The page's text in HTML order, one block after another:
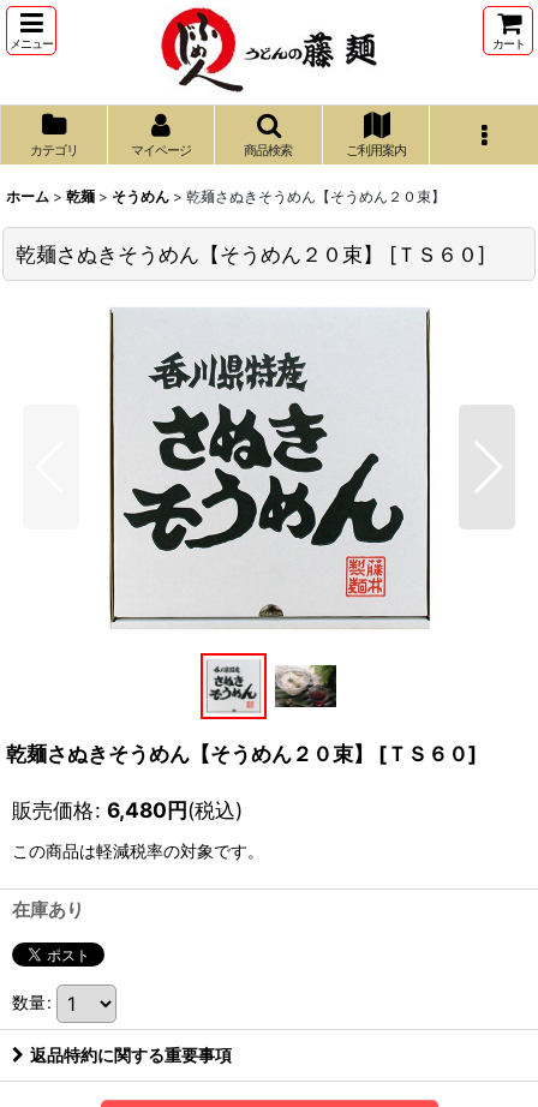
メニュー カート
カテゴリ マイページ 商品検索 ご利用案内
ホーム > 乾麺 > そうめん > 乾麺さぬきそうめん【そうめん２０束】
乾麺さぬきそうめん【そうめん２０束】 [ＴＳ６０]
乾麺さぬきそうめん【そうめん２０束】 [ＴＳ６０]
販売価格: 6,480円(税込)
この商品は軽減税率の対象です。
在庫あり
数量:
返品特約に関する重要事項